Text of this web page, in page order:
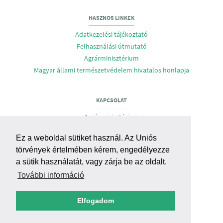
Ez a weboldal sütiket használ. Az Uniós
törvények értelmében kérem, engedélyezze
a sütik használatát, vagy zárja be az oldalt.
További információ
Elfogadom
HASZNOS LINKEK
Adatkezelési tájékoztató
Felhasználási útmutató
Agrárminisztérium
Magyar állami természetvédelem hivatalos honlapja
KAPCSOLAT
Agrárminisztérium
Cím: H-1055 Budapest, Apáczai Csere J. u 9.
E-mail:gmo@am.gov.hu ,bmgf@am.gov.hu
RENDSZERTÁMOGATÁS, HIBABEJELENTÉS
Agrárminisztérium
Biztonsági és Informatikai Főosztály